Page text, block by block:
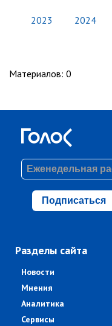
2023 2024
Материалов: 0
Подписаться
Разделы сайта
Новости
Мнения
Аналитика
Сервисы